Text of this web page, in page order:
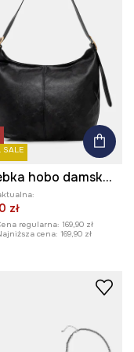
SALE
Torebka hobo damska z klamrami
zł
regularna: 169,90 zł
cena: 169,90 zł